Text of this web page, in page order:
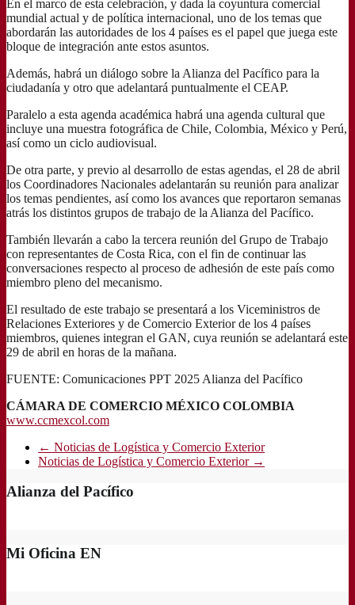
En el marco de esta celebración, y dada la coyuntura comercial
mundial actual y de política internacional, uno de los temas que
abordarán las autoridades de los 4 países es el papel que juega este
bloque de integración ante estos asuntos.
Además, habrá un diálogo sobre la Alianza del Pacífico para la
ciudadanía y otro que adelantará puntualmente el CEAP.
Paralelo a esta agenda académica habrá una agenda cultural que
incluye una muestra fotográfica de Chile, Colombia, México y Perú,
así como un ciclo audiovisual.
De otra parte, y previo al desarrollo de estas agendas, el 28 de abril
los Coordinadores Nacionales adelantarán su reunión para analizar
los temas pendientes, así como los avances que reportaron semanas
atrás los distintos grupos de trabajo de la Alianza del Pacífico.
También llevarán a cabo la tercera reunión del Grupo de Trabajo
con representantes de Costa Rica, con el fin de continuar las
conversaciones respecto al proceso de adhesión de este país como
miembro pleno del mecanismo.
El resultado de este trabajo se presentará a los Viceministros de
Relaciones Exteriores y de Comercio Exterior de los 4 países
miembros, quienes integran el GAN, cuya reunión se adelantará este
29 de abril en horas de la mañana.
FUENTE: Comunicaciones PPT 2025 Alianza del Pacífico
CÁMARA DE COMERCIO MÉXICO COLOMBIA
www.ccmexcol.com
← Noticias de Logística y Comercio Exterior
Noticias de Logística y Comercio Exterior →
Alianza del Pacífico
Mi Oficina EN